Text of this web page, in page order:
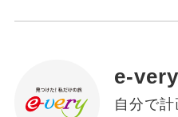
e-very
自分で